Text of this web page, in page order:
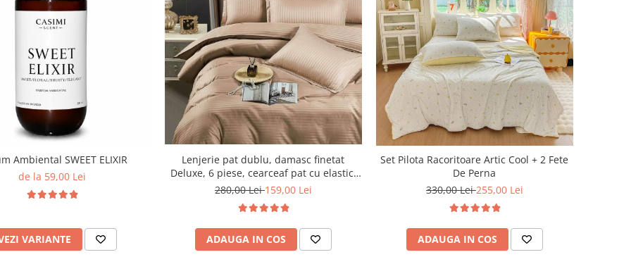
Ambiental SWEET ELIXIR
de la 59,00 Lei
VARIANTE
Lenjerie pat dublu, damasc finetat
Deluxe, 6 piese, cearceaf pat cu elastic,
Maro
280,00 Lei159,00 Lei
ADAUGA IN COS
Set Pilota Racoritoare Artic Cool + 2 Fete
De Perna
330,00 Lei255,00 Lei
ADAUGA IN COS